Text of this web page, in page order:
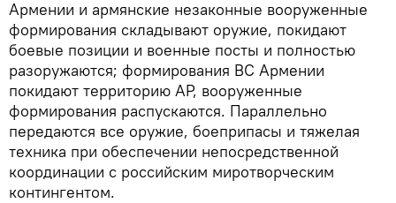
Армении и армянские незаконные вооруженные
формирования складывают оружие, покидают
боевые позиции и военные посты и полностью
разоружаются; формирования ВС Армении
покидают территорию АР, вооруженные
формирования распускаются. Параллельно
передаются все оружие, боеприпасы и тяжелая
техника при обеспечении непосредственной
координации с российским миротворческим
контингентом.